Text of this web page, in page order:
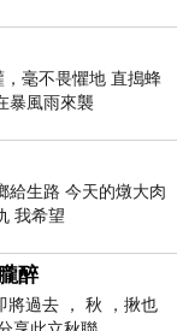
毫不畏懼地 直搗蜂
暴風雨來襲
給生路 今天的燉大肉
我希望
醉
將過去 ， 秋 ，揪也